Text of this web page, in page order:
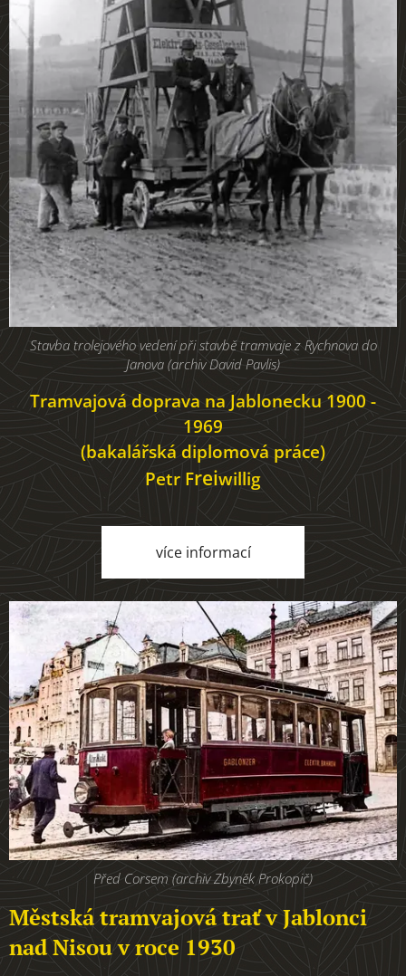
Stavba trolejového vedení při stavbě tramvaje z Rychnova do
Janova (archiv David Pavlis)
Tramvajová doprava na Jablonecku 1900 -
1969
(bakalářská diplomová práce)
Petr Freiwillig
více informací
Před Corsem (archiv Zbyněk Prokopič)
Městská tramvajová trať v Jablonci
nad Nisou v roce 1930